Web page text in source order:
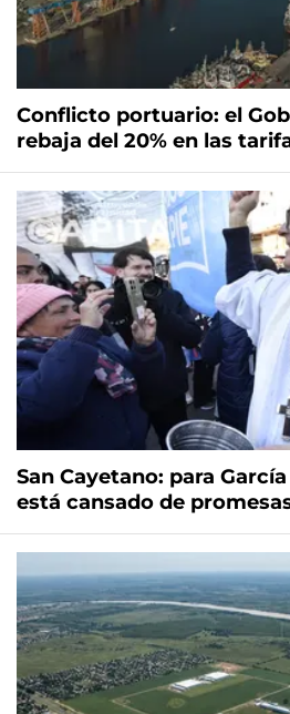
Conflicto portuario: el
rebaja del 20% en las
San Cayetano: para
está cansado de